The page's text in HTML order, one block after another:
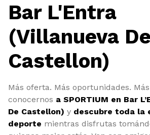
Bar L'Entra
(Villanueva De
Castellon)
Más oferta. Más oportunidades.
conocernos a SPORTIUM en Bar
De Castellon) y descubre toda la
deporte mientras disfrutas